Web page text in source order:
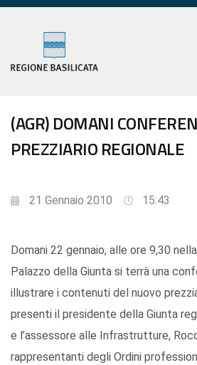
(AGR) DOMANI
PREZZIARIO REGIONALE
21 Gennaio 2010 15:43
Domani 22 gennaio, alle ore 9,30
Palazzo della Giunta si terrà una
illustrare i contenuti del nuovo
presenti il presidente della Giunta
e l’assessore alle Infrastrutture,
rappresentanti degli Ordini